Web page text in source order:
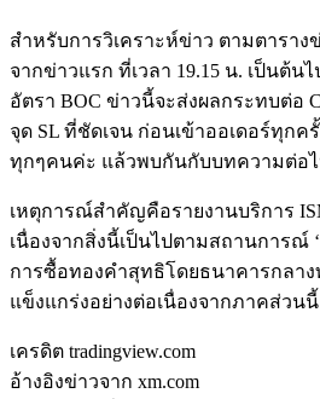
สำหรับการวิเคราะห์ข่าว ตามตารา
จากข่าวแรก ที่เวลา 19.15 น. เป็นต้
อัตรา BOC ข่าวนี้จะส่งผลกระทบต่อ
จุด SL ที่ชัดเจน ก่อนเข้าออเดอร์ทุก
ทุกๆคนค่ะ แล้วพบกันกับบทความต่อไ
เหตุการณ์สำคัญคือรายงานบริการ
เนื่องจากสิ่งนี้เป็นไปตามสถานการณ์
การซื้อทองคำสุทธิโดยธนาคารกลา
แข็งแกร่งอย่างต่อเนื่องจากภาคส่วน
เครดิต tradingview.com
อ้างอิงข่าวจาก xm.com